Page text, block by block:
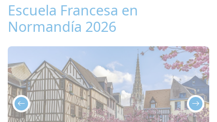
Escuela Francesa en
Normandía 2026